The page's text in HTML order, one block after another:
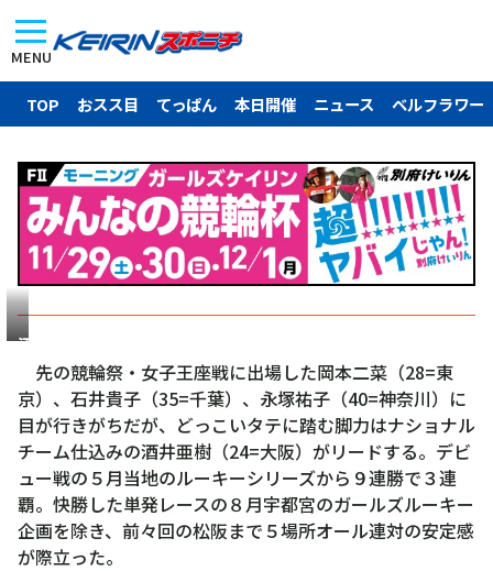
MENU
TOP おスス目 てっぱん 本日開催 ニュース ベルフラワー
酒
亜
樹
先の競輪祭・女子王座戦に出場した岡本二菜（28=東
京）、石井貴子（35=千葉）、永塚祐子（40=神奈川）に
目が行きがちだが、どっこいタテに踏む脚力はナショナル
チーム仕込みの酒井亜樹（24=大阪）がリードする。デビ
ュー戦の５月当地のルーキーシリーズから９連勝で３連
覇。快勝した単発レースの８月宇都宮のガールズルーキー
企画を除き、前々回の松阪まで５場所オール連対の安定感
が際立った。